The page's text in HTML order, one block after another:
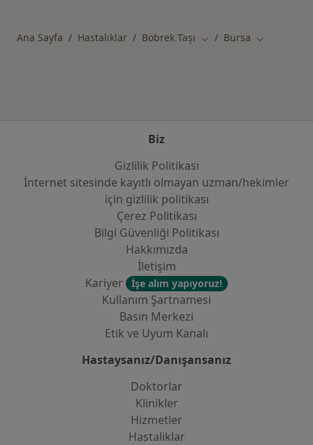
Ana Sayfa Hastalıklar Böbrek Taşı Şehir değiştir
Bursa Şehir
Biz
Gizlilik Politikası
İnternet sitesinde kayıtlı olmayan uzman/hekimler
i̇çin gizlilik politikası
Çerez Politikası
Bilgi Güvenliği Politikası
Hakkımızda
İletişim
Kariyer
İşe alım yapıyoruz!
Kullanım Şartnamesi
Basın Merkezi
Etik ve Uyum Kanalı
Hastaysanız/Danışansanız
Doktorlar
Klinikler
Hizmetler
Hastaliklar